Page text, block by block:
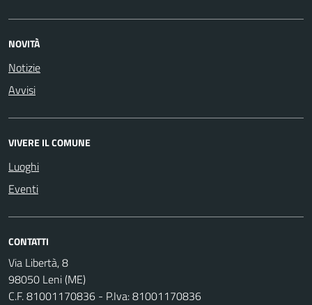
NOVITÀ
Notizie
Avvisi
VIVERE IL COMUNE
Luoghi
Eventi
CONTATTI
Via Libertà, 8
98050 Leni (ME)
C.F. 81001170836 - P.Iva: 81001170836